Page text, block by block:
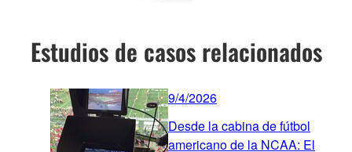
Estudios de casos relacionados
9/4/2026
Desde la cabina de fútbol
americano de la NCAA: El